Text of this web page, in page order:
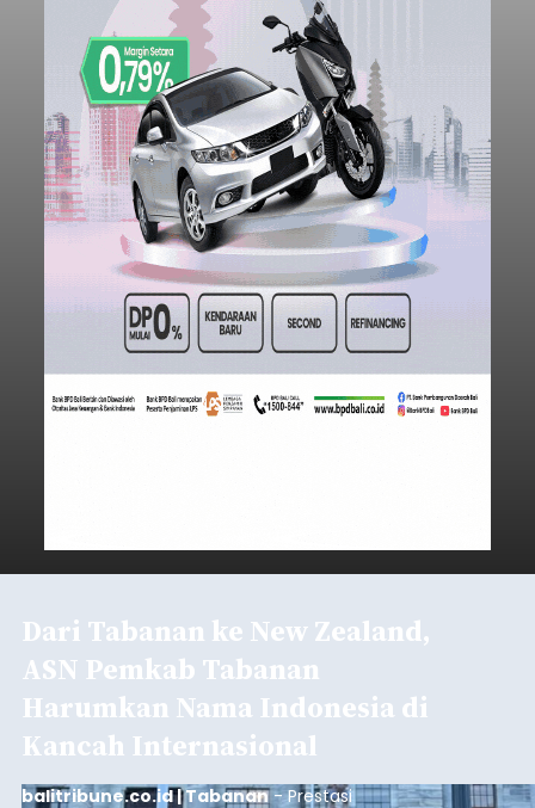
Dari Tabanan ke New Zealand,
ASN Pemkab Tabanan
Harumkan Nama Indonesia di
Kancah Internasional
balitribune.co.id | Tabanan- Prestasi